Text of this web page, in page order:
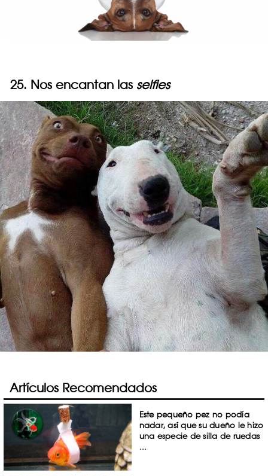
25. Nos encantan las selfies
Artículos Recomendados
Este pequeño pez no podía
nadar, así que su dueño le hizo
una especie de silla de ruedas
...